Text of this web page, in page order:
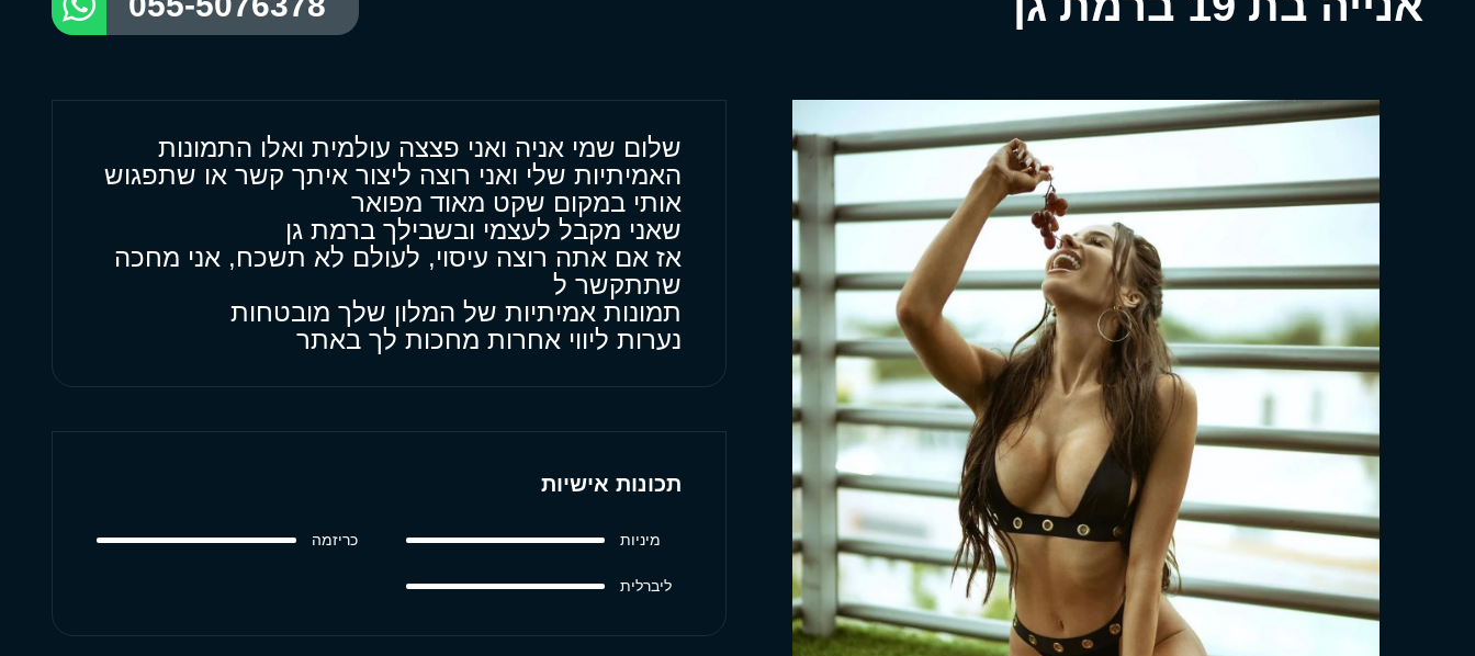
שלום שמי אניה ואני פצצה עולמית ואלו התמונות
האמיתיות שלי ואני רוצה ליצור איתך קשר או שתפגוש
אותי במקום שקט מאוד מפואר
שאני מקבל לעצמי ובשבילך ברמת גן
אז אם אתה רוצה עיסוי, לעולם לא תשכח, אני מחכה
שתתקשר ל
תמונות אמיתיות של המלון שלך מובטחות
נערות ליווי אחרות מחכות לך באתר
תכונות אישיות
מיניות כריזמה
ליברלית